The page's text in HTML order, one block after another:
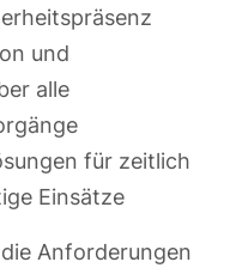
und
alle
für zeitlich
Einsätze
Anforderungen